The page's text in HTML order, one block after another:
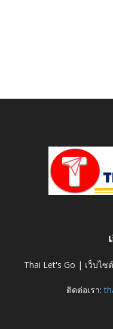
Thai Let's Go | เว็บไ
ติดต่อเรา: